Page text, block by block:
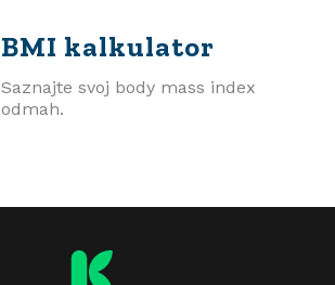
BMI kalkulator
Saznajte svoj body mass index
odmah.